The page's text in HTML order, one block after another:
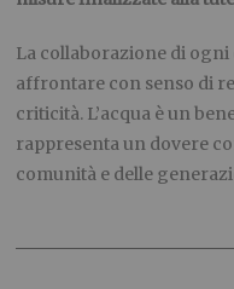
La collaborazione di
affrontare con senso di
criticità. L’acqua è un
rappresenta un dovere
comunità e delle